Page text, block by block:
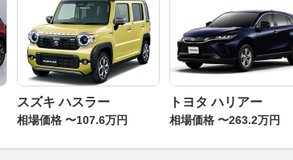
スズキ ハスラー
相場価格 〜107.6万円
トヨタ ハリアー
相場価格 〜263.2万円